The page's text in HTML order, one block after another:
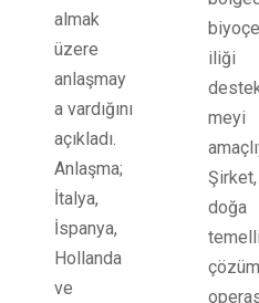
almak
üzere
anlaşmay
a vardığını
açıkladı.
Anlaşma;
İtalya,
İspanya,
Hollanda
ve
iliği
meyi
Şirket,
doğa
temelli